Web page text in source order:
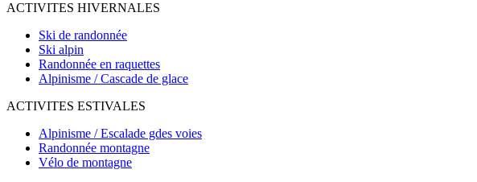
ACTIVITES HIVERNALES
Ski de randonnée
Ski alpin
Randonnée en raquettes
Alpinisme / Cascade de glace
ACTIVITES ESTIVALES
Alpinisme / Escalade gdes voies
Randonnée montagne
Vélo de montagne